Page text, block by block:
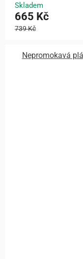
Skladem
665 Kč
739 Kč
Nepromokavá